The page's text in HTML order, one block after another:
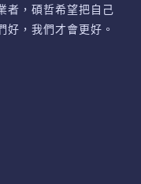
者，碩哲希望把自己
，我們才會更好。